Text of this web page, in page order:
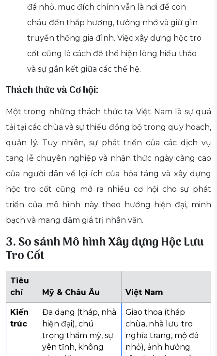
đá nhỏ, mục đích chính vẫn là nơi để con
cháu đến thắp hương, tưởng nhớ và giữ gìn
truyền thống gia đình. Việc xây dựng hộc tro
cốt cũng là cách để thể hiện lòng hiếu thảo
và sự gắn kết giữa các thế hệ.
Thách thức và Cơ hội:
Một trong những thách thức tại Việt Nam là sự quá
tải tại các chùa và sự thiếu đồng bộ trong quy hoạch,
quản lý. Tuy nhiên, sự phát triển của các dịch vụ
tang lễ chuyên nghiệp và nhận thức ngày càng cao
của người dân về lợi ích của hỏa táng và xây dựng
hộc tro cốt cũng mở ra nhiều cơ hội cho sự phát
triển của mô hình này theo hướng hiện đại, minh
bạch và mang đậm giá trị nhân văn.
3. So sánh Mô hình Xây dựng Hộc Lưu
Tro Cốt
Tiêu
chí
Mỹ & Châu Âu Việt Nam
Kiến
trúc
Đa dạng (tháp, nhà
hiện đại), chú
trọng thẩm mỹ, sự
yên tĩnh, không
Giao thoa (tháp
chùa, nhà lưu tro
nghĩa trang, mộ đá
nhỏ), ảnh hưởng